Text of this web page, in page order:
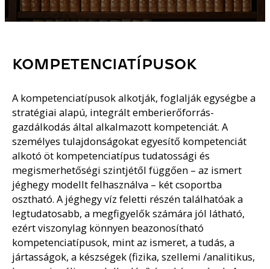
KOMPETENCIATÍPUSOK
A kompetenciatípusok alkotják, foglalják egységbe a
stratégiai alapú, integrált emberierőforrás-
gazdálkodás által alkalmazott kompetenciát. A
személyes tulajdonságokat egyesítő kompetenciát
alkotó öt kompetenciatípus tudatossági és
megismerhetőségi szintjétől függően – az ismert
jéghegy modellt felhasználva – két csoportba
osztható. A jéghegy víz feletti részén találhatóak a
legtudatosabb, a megfigyelők számára jól látható,
ezért viszonylag könnyen beazonosítható
kompetenciatípusok, mint az ismeret, a tudás, a
jártasságok, a készségek (fizika, szellemi /analitikus,